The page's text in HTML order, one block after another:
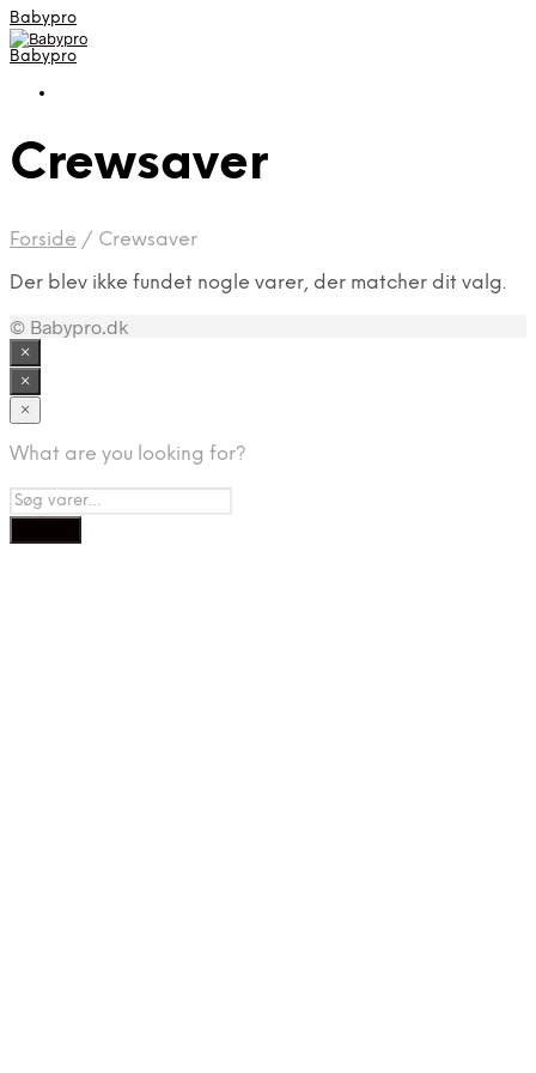
Babypro
Babypro
Crewsaver
Forside / Crewsaver
Der blev ikke fundet nogle varer, der matcher dit valg.
© Babypro.dk
×
×
×
What are you looking for?